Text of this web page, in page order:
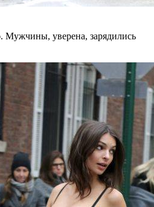
Мужчины, уверена, зарядились